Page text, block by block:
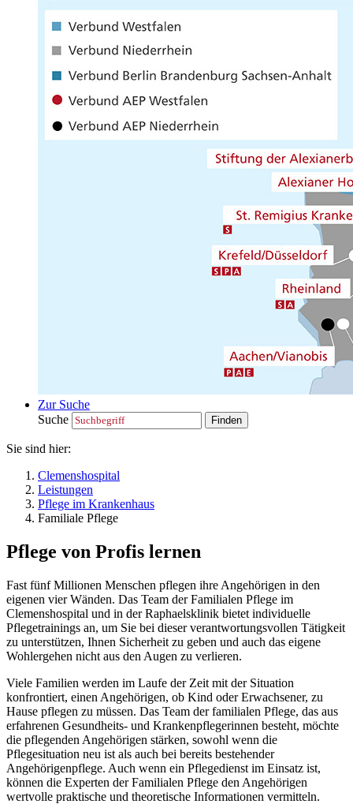
Zur Suche
Suche
Sie sind hier:
Clemenshospital
Leistungen
Pflege im Krankenhaus
Familiale Pflege
Pflege von Profis lernen
Fast fünf Millionen Menschen pflegen ihre Angehörigen in den
eigenen vier Wänden. Das Team der Familialen Pflege im
Clemenshospital und in der Raphaelsklinik bietet individuelle
Pflegetrainings an, um Sie bei dieser verantwortungsvollen Tätigkeit
zu unterstützen, Ihnen Sicherheit zu geben und auch das eigene
Wohlergehen nicht aus den Augen zu verlieren.
Viele Familien werden im Laufe der Zeit mit der Situation
konfrontiert, einen Angehörigen, ob Kind oder Erwachsener, zu
Hause pflegen zu müssen. Das Team der familialen Pflege, das aus
erfahrenen Gesundheits- und Krankenpflegerinnen besteht, möchte
die pflegenden Angehörigen stärken, sowohl wenn die
Pflegesituation neu ist als auch bei bereits bestehender
Angehörigenpflege. Auch wenn ein Pflegedienst im Einsatz ist,
können die Experten der Familialen Pflege den Angehörigen
wertvolle praktische und theoretische Informationen vermitteln.